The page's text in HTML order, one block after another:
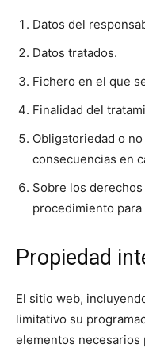
Datos del
Datos tratados.
Fichero en el que
Finalidad del
Obligatoriedad o
consecuencias en
Sobre los
procedimiento
Propiedad
El sitio web,
limitativo su
elementos necesarios